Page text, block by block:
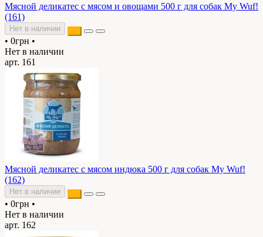
Мясной деликатес c мясом и овощами 500 г для собак My Wuf!
(161)
Нет в наличии
• 0грн •
Нет в наличии
арт. 161
Мясной деликатес с мясом индюка 500 г для собак My Wuf!
(162)
Нет в наличии
• 0грн •
Нет в наличии
арт. 162